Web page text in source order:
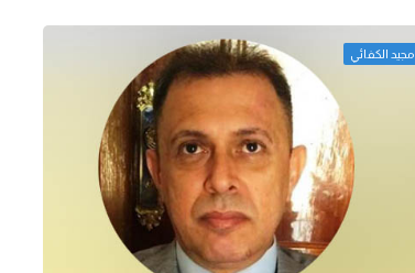
مجيد الكفائي